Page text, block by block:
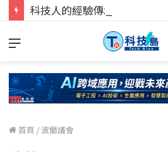
首頁 /波蘭議會